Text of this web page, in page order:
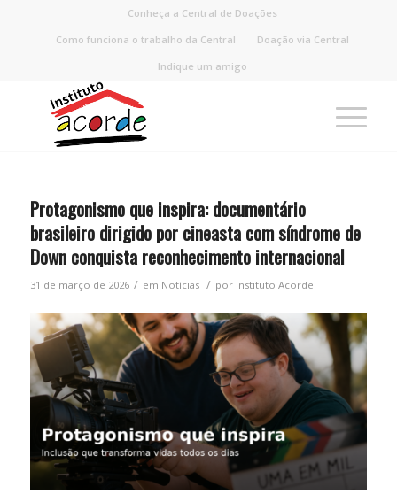
Conheça a Central de Doações
Como funciona o trabalho da Central
Doação via Central
Indique um amigo
Protagonismo que inspira: documentário
brasileiro dirigido por cineasta com síndrome de
Down conquista reconhecimento internacional
31 de março de 2026 / em Notícias / por Instituto Acorde